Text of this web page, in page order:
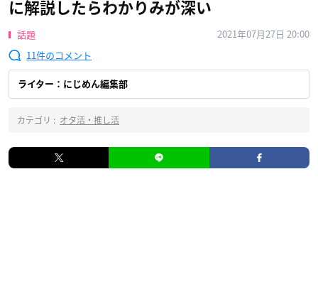
に解説したらわかりみが深い
話題
2021年07月27日 20:00
11
ライター：にじめん編集部
カテゴリ : オタ活・推し活